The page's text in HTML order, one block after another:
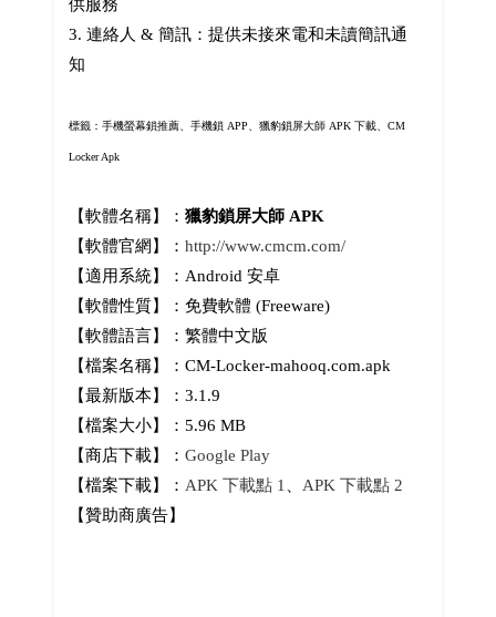
供服務
3. 連絡人 & 簡訊：提供未接來電和未讀簡訊通
知
標籤：手機螢幕鎖推薦、手機鎖 APP、 獵豹鎖屏大師 APK 下載、CM
Locker Apk
【軟體名稱】： 獵豹鎖屏大師 APK
【軟體官網】： http://www.cmcm.com/
【適用系統】：Android 安卓
【軟體性質】：免費軟體 (Freeware)
【軟體語言】：繁體中文版
【檔案名稱】：CM-Locker-mahooq.com.apk
【最新版本】：3.1.9
【檔案大小】：5.96 MB
【商店下載】： Google Play
【檔案下載】： APK 下載點 1、 APK 下載點 2
【贊助商廣告】